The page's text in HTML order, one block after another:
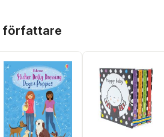
författare